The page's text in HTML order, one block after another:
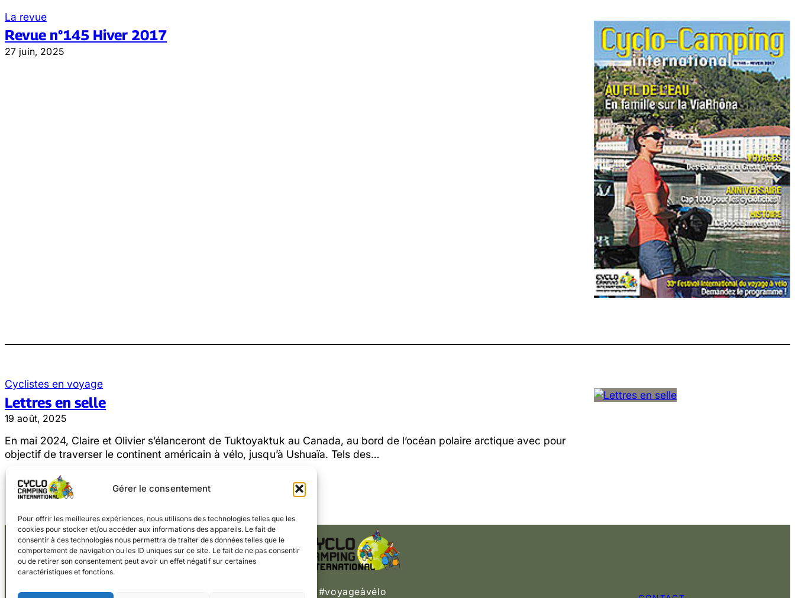
Gérer le consentement
Pour offrir les meilleures expériences, nous utilisons des technologies telles que les
cookies pour stocker et/ou accéder aux informations des appareils. Le fait de
consentir à ces technologies nous permettra de traiter des données telles que le
comportement de navigation ou les ID uniques sur ce site. Le fait de ne pas consentir
ou de retirer son consentement peut avoir un effet négatif sur certaines
caractéristiques et fonctions.
La revue
Revue n°145 Hiver 2017
27 juin, 2025
Cyclistes en voyage
Lettres en selle
19 août, 2025
En mai 2024, Claire et Olivier s’élanceront de Tuktoyaktuk au Canada, au bord de l’océan polaire arctique avec pour
objectif de traverser le continent américain à vélo, jusqu’à Ushuaïa. Tels des…
#voyageàvélo